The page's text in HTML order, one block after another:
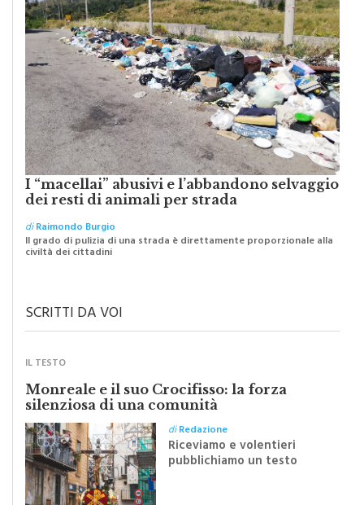
I “macellai” abusivi e l’abbandono selvaggio
dei resti di animali per strada
diRaimondo Burgio
Il grado di pulizia di una strada è direttamente proporzionale alla
civiltà dei cittadini
Monreale e il suo Crocifisso: la forza
silenziosa di una comunità
diRedazione
Riceviamo e volentieri
pubblichiamo un testo
inviato dalla scrittrice
monrealese Mariella